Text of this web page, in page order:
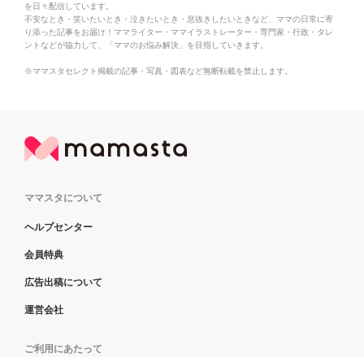
を日々配信しています。
不安なとき・笑いたいとき・泣きたいとき・息抜きしたいときなど、ママの日常に寄
り添った記事をお届け！ママライター・ママイラストレーター・専門家・行政・タレ
ントなどが協力して、「ママのお悩み解決」を目指していきます。
※ママスタセレクト掲載の記事・写真・図表など無断転載を禁止します。
ママスタについて
ヘルプセンター
会員特典
広告出稿について
運営会社
ご利用にあたって